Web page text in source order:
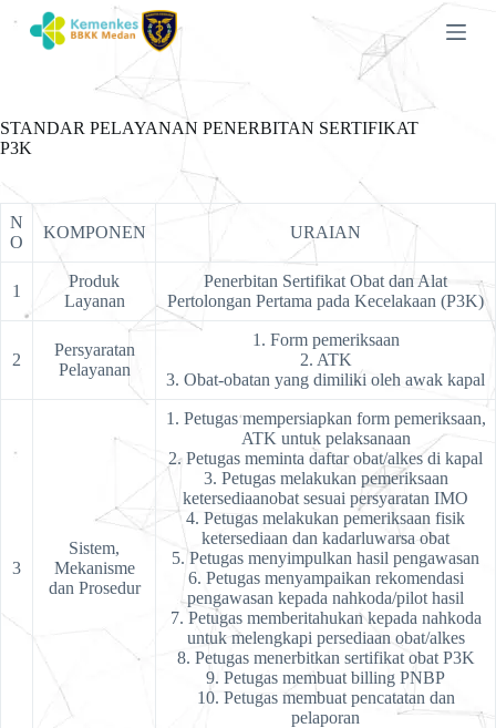
k
o
c
o
t
t
STANDAR PELAYANAN PENERBITAN SERTIFIKAT
P3K
N
O
KOMPONEN URAIAN
1
Produk
Layanan
Penerbitan Sertifikat Obat dan Alat
Pertolongan Pertama pada Kecelakaan (P3K)
2
Persyaratan
Pelayanan
1. Form pemeriksaan
2. ATK
3. Obat-obatan yang dimiliki oleh awak kapal
3
Sistem,
Mekanisme
dan Prosedur
1. Petugas mempersiapkan form pemeriksaan,
ATK untuk pelaksanaan
2. Petugas meminta daftar obat/alkes di kapal
3. Petugas melakukan pemeriksaan
ketersediaanobat sesuai persyaratan IMO
4. Petugas melakukan pemeriksaan fisik
ketersediaan dan kadarluwarsa obat
5. Petugas menyimpulkan hasil pengawasan
6. Petugas menyampaikan rekomendasi
pengawasan kepada nahkoda/pilot hasil
7. Petugas memberitahukan kepada nahkoda
untuk melengkapi persediaan obat/alkes
8. Petugas menerbitkan sertifikat obat P3K
9. Petugas membuat billing PNBP
10. Petugas membuat pencatatan dan
pelaporan